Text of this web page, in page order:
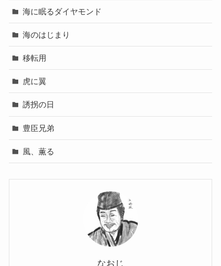
海に眠るダイヤモンド
海のはじまり
移転用
虎に翼
誘拐の日
豊臣兄弟
風、薫る
なおじ